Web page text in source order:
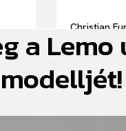
Christian
a